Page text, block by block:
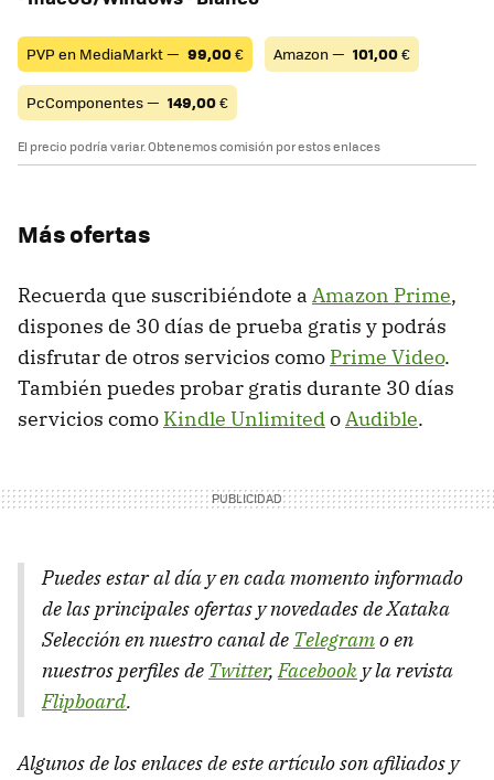
PVP en MediaMarkt — 99,00€ Amazon — 101,00€
PcComponentes — 149,00€
El precio podría variar. Obtenemos comisión por estos enlaces
Más ofertas
Recuerda que suscribiéndote a Amazon Prime,
dispones de 30 días de prueba gratis y podrás
disfrutar de otros servicios como Prime Video.
También puedes probar gratis durante 30 días
servicios como Kindle UnlimitedoAudible.
Puedes estar al día y en cada momento informado
de las principales ofertas y novedades de Xataka
Selección en nuestro canal de Telegramo en
nuestros perfiles de Twitter,Facebook y la revista
Flipboard.
Algunos de los enlaces de este artículo son afiliados y